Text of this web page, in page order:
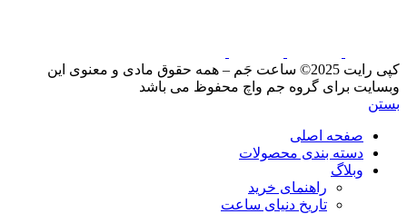
کپی رایت 2025© ساعت جَم – همه حقوق مادی و معنوی این
وبسایت برای گروه جم واچ محفوظ می باشد
بستن
صفحه اصلی
دسته بندی محصولات
وبلاگ
راهنمای خرید
تاریخ دنیای ساعت